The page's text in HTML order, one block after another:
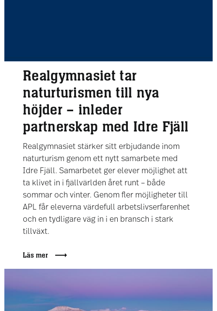
Realgymnasiet tar
naturturismen till nya
höjder – inleder
partnerskap med Idre Fjäll
Realgymnasiet stärker sitt erbjudande inom
naturturism genom ett nytt samarbete med
Idre Fjäll. Samarbetet ger elever möjlighet att
ta klivet in i fjällvärlden året runt – både
sommar och vinter. Genom fler möjligheter till
APL får eleverna värdefull arbetslivserfarenhet
och en tydligare väg in i en bransch i stark
tillväxt.
Läs mer